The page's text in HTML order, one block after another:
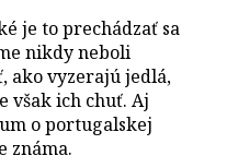
je to prechádzať sa
nikdy neboli
ako vyzerajú jedlá,
však ich chuť. Aj
o portugalskej
známa.